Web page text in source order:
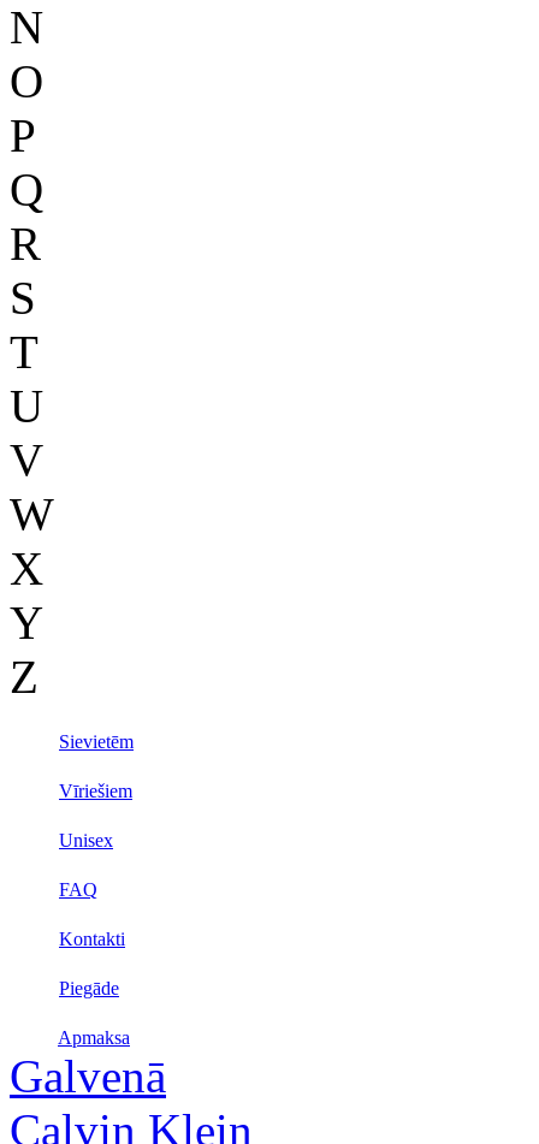
N
O
P
Q
R
S
T
U
V
W
X
Y
Z
Sievietēm
Vīriešiem
Unisex
FAQ
Kontakti
Piegāde
Apmaksa
Galvenā
Calvin Klein